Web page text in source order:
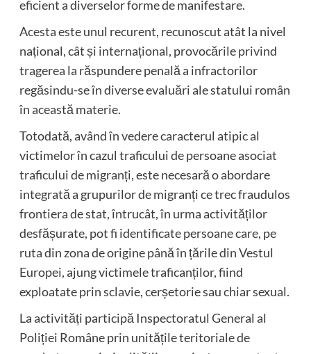
eficient a diverselor forme de manifestare.
Acesta este unul recurent, recunoscut atât la nivel
național, cât și internațional, provocările privind
tragerea la răspundere penală a infractorilor
regăsindu-se în diverse evaluări ale statului român
în această materie.
Totodată, având în vedere caracterul atipic al
victimelor în cazul traficului de persoane asociat
traficului de migranți, este necesară o abordare
integrată a grupurilor de migranți ce trec fraudulos
frontiera de stat, întrucât, în urma activităților
desfășurate, pot fi identificate persoane care, pe
ruta din zona de origine până în țările din Vestul
Europei, ajung victimele traficanților, fiind
exploatate prin sclavie, cerșetorie sau chiar sexual.
La activități participă Inspectoratul General al
Poliției Române prin unitățile teritoriale de